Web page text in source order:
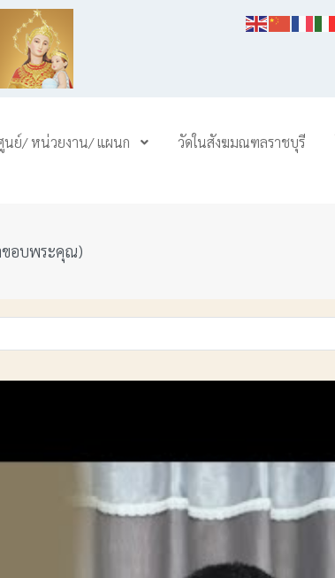
นย์/ หน่วยงาน/ แผนก วัดในสังฆมณฑลราชบุรี
ขอบพระคุณ)